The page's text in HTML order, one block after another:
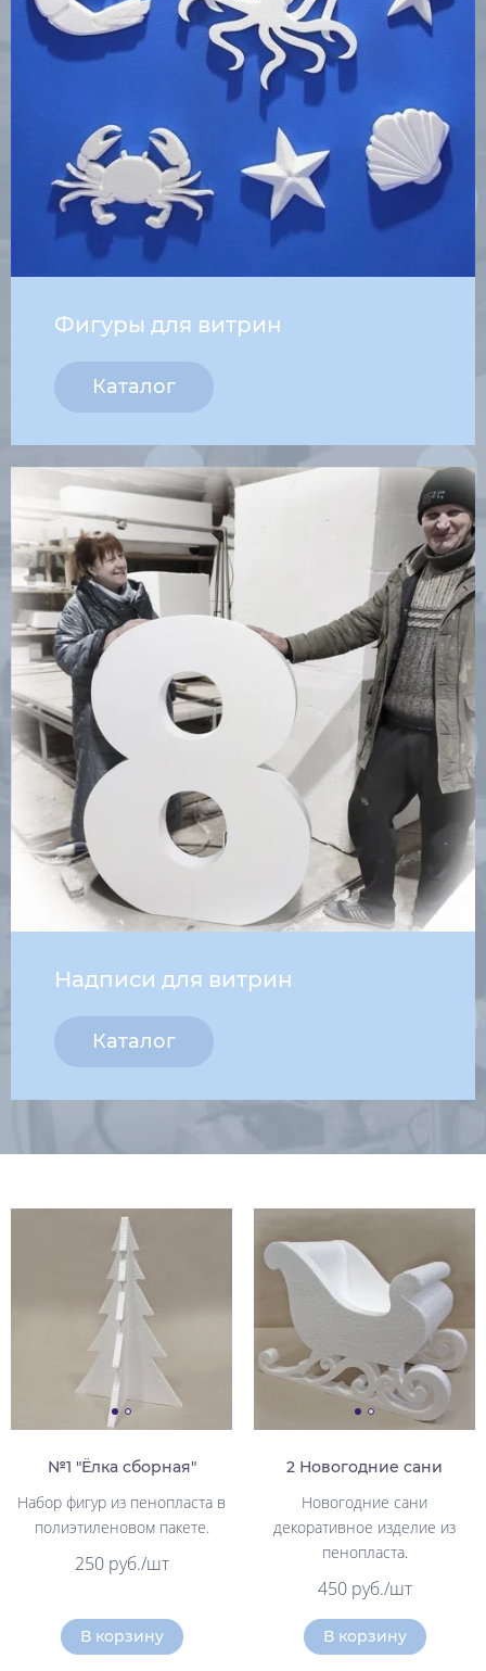
Фигуры для витрин
Каталог
Надписи для витрин
Каталог
№1 "Ёлка сборная"
Набор фигур из пенопласта в
полиэтиленовом пакете.
250 руб./шт
В корзину
2 Новогодние сани
Новогодние сани
декоративное изделие из
пенопласта.
450 руб./шт
В корзину